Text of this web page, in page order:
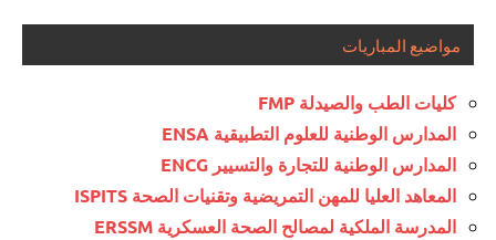
مواضيع المباريات
كليات الطب والصيدلة FMP
المدارس الوطنية للعلوم التطبيقية ENSA
المدارس الوطنية للتجارة والتسيير ENCG
المعاهد العليا للمهن التمريضية وتقنيات الصحة ISPITS
المدرسة الملكية لمصالح الصحة العسكرية ERSSM